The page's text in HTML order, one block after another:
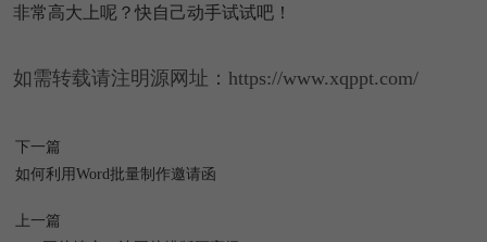
非常高大上呢？快自己动手试试吧！
如需转载请注明源网址：https://www.xqppt.com/
下一篇
如何利用Word批量制作邀请函
上一篇